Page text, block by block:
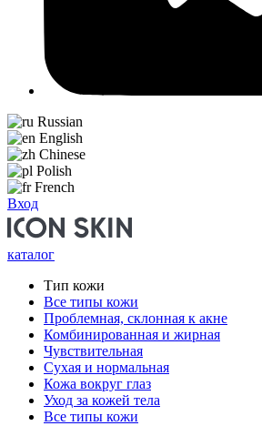
Russian
English
Chinese
Polish
French
Вход
каталог
Тип кожи
Все типы кожи
Проблемная, склонная к акне
Комбинированная и жирная
Чувствительная
Сухая и нормальная
Кожа вокруг глаз
Уход за кожей тела
Все типы кожи